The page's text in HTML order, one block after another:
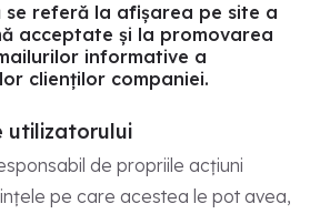
se referă la afișarea pe site a
acceptate și la promovarea
informative a
clienților companiei.
utilizatorului
de propriile acțiuni
pe care acestea le pot avea,